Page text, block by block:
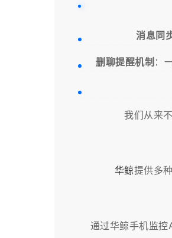
消息同
删聊提醒机制 ：
我们从来
华鲸提供多
通过华鲸手机监控